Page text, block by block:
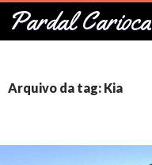
Pardal Carioca
Pesquisar
PULAR
CONTEÚDO
Arquivo da tag: Kia